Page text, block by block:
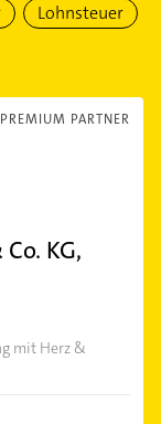
Lohnsteuer
PREMIUM PARTNER
KG,
mit Herz &